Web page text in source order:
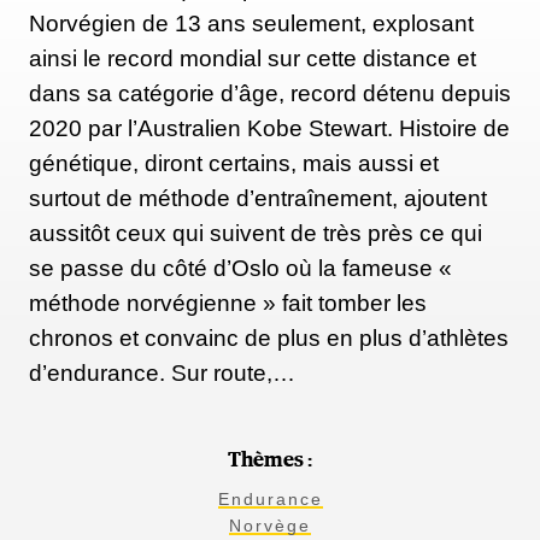
le meilleur moment, car cela va générer une fatigue
supplémentaire. En revanche, une séance effectuée
après un entraînement en course à pied ou lors d'une
journée de repos serait peut-être mieux adaptée à
votre emploi du temps (et l'apparition de douleurs
potentielles). Quoiqu’il en soit, faites des essais afin
de déterminer où la préparation physique s'intègre le
mieux dans votre emploi du temps, sans nuire à vos
séances d'entraînement et à vos sorties longues.
n'entraînent généralement pas de blessures. Alyssa
nécessairement le fait de soulever des charges
Norvégien de 13 ans seulement, explosant
ainsi le record mondial sur cette distance et
dans sa catégorie d’âge, record détenu depuis
2020 par l’Australien Kobe Stewart. Histoire de
génétique, diront certains, mais aussi et
surtout de méthode d’entraînement, ajoutent
aussitôt ceux qui suivent de très près ce qui
se passe du côté d’Oslo où la fameuse «
méthode norvégienne » fait tomber les
chronos et convainc de plus en plus d’athlètes
d’endurance. Sur route,…
Thèmes :
Endurance
Norvège